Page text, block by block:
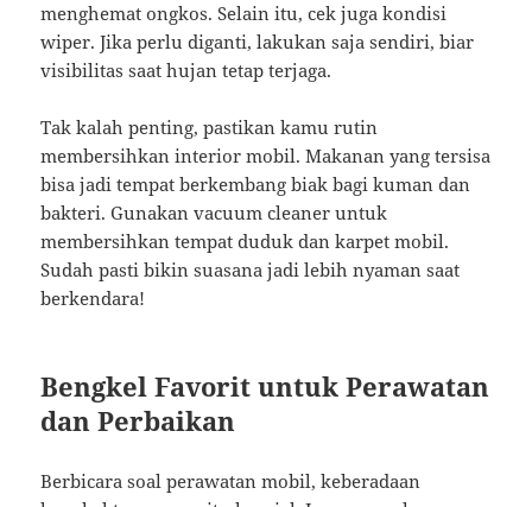
menghemat ongkos. Selain itu, cek juga kondisi
wiper. Jika perlu diganti, lakukan saja sendiri, biar
visibilitas saat hujan tetap terjaga.
Tak kalah penting, pastikan kamu rutin
membersihkan interior mobil. Makanan yang tersisa
bisa jadi tempat berkembang biak bagi kuman dan
bakteri. Gunakan vacuum cleaner untuk
membersihkan tempat duduk dan karpet mobil.
Sudah pasti bikin suasana jadi lebih nyaman saat
berkendara!
Bengkel Favorit untuk Perawatan
dan Perbaikan
Berbicara soal perawatan mobil, keberadaan